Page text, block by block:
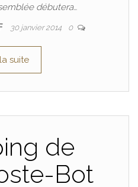
débutera…
30 janvier 2014 0
suite
de
Bot